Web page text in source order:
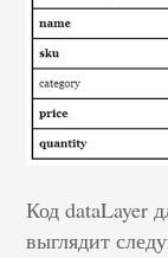
Код dataLayer
выглядит